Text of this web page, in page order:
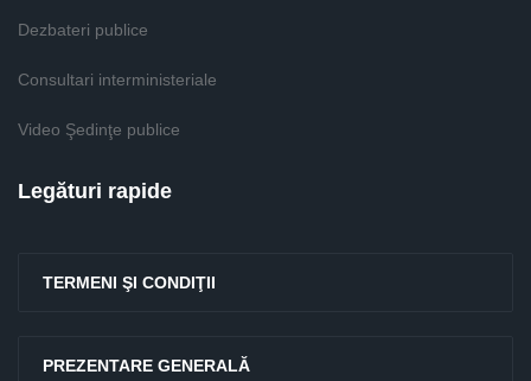
Dezbateri publice
Consultari interministeriale
Video Şedinţe publice
Legături rapide
TERMENI ŞI CONDIŢII
PREZENTARE GENERALĂ